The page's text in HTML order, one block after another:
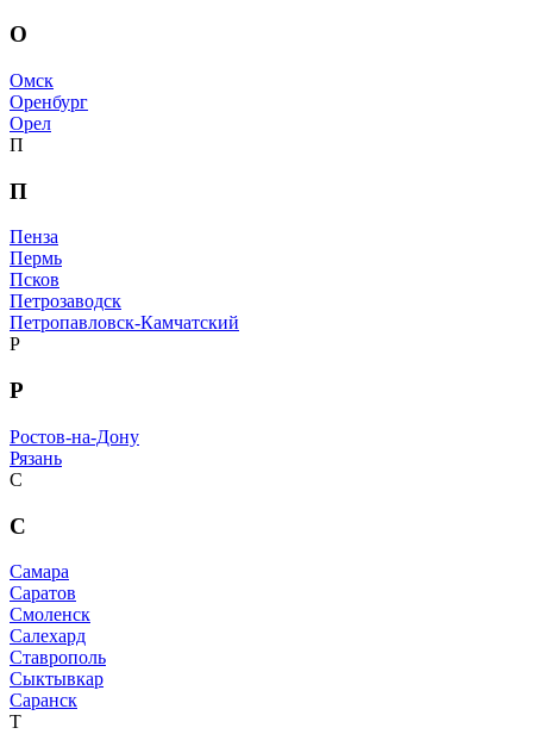
О
Омск
Оренбург
Орел
П
П
Пенза
Пермь
Псков
Петрозаводск
Петропавловск-Камчатский
Р
Р
Ростов-на-Дону
Рязань
С
С
Самара
Саратов
Смоленск
Салехард
Ставрополь
Сыктывкар
Саранск
Т